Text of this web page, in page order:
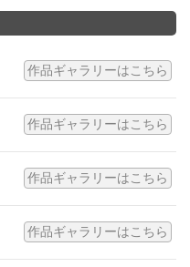
作品ギャラリーはこちら
作品ギャラリーはこちら
作品ギャラリーはこちら
作品ギャラリーはこちら